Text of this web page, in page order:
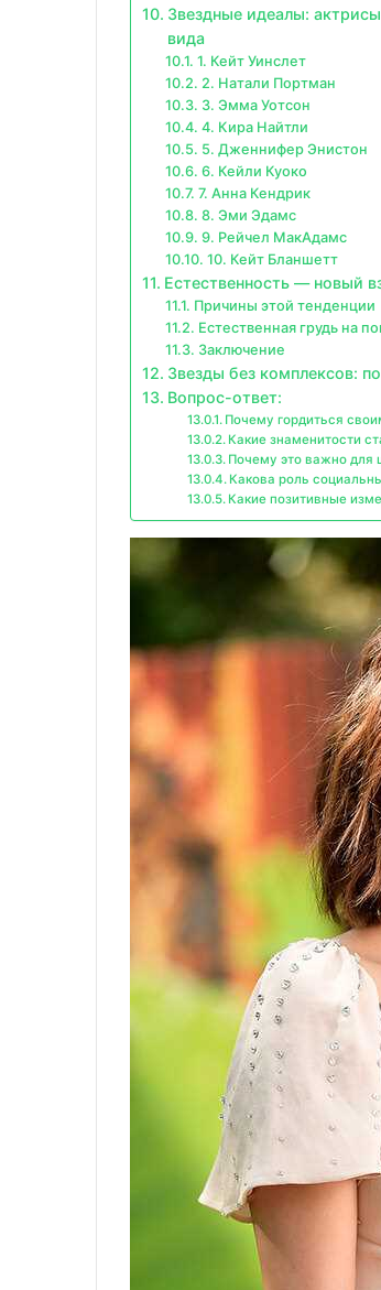
Звездные идеалы:
вида
1. Кейт Уинслет
2. Натали Портман
3. Эмма Уотсон
4. Кира Найтли
5. Дженнифер Энистон
6. Кейли Куоко
7. Анна Кендрик
8. Эми Эдамс
9. Рейчел МакАдамс
10. Кейт Бланшетт
Естественность — новый
Причины этой тенденции
Естественная грудь на
Заключение
Звезды без комплексов:
Вопрос-ответ:
Почему гордиться
Какие знаменитости
Почему это важно для
Какова роль
Какие позитивные